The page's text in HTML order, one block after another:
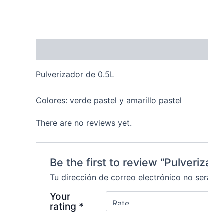
Pulverizador de 0.5L
Colores: verde pastel y amarillo pastel
There are no reviews yet.
Be the first to review
Tu dirección de correo electrónico no
Your
rating *